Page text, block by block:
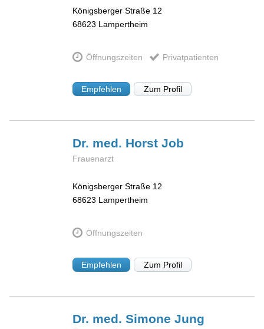
Königsberger Straße 12
68623 Lampertheim
Öffnungszeiten Privatpatienten
Empfehlen Zum Profil
Dr. med. HorstJob
Frauenarzt
Königsberger Straße 12
68623 Lampertheim
Öffnungszeiten
Empfehlen Zum Profil
Dr. med. SimoneJung